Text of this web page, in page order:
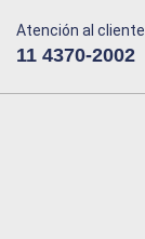
Atención al cliente
11 4370-2002